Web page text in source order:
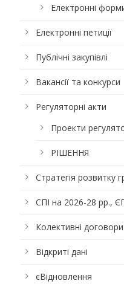
Електронні
Електронні петиції
Публічні закупівлі
Вакансії та конкурси
Регуляторні акти
Проекти
РІШЕННЯ
Стратегія розвитку
СПІ на 2026-28 рр.,
Колективні договори
Відкриті дані
єВідновлення